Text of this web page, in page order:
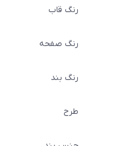
رنگ قاب
رنگ صفحه
رنگ بند
طرح